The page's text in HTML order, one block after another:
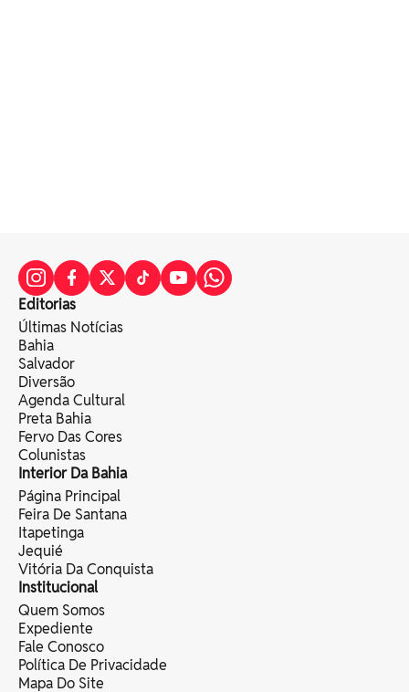
Editorias
Últimas Notícias
Bahia
Salvador
Diversão
Agenda Cultural
Preta Bahia
Fervo Das Cores
Colunistas
Interior Da Bahia
Página Principal
Feira De Santana
Itapetinga
Jequié
Vitória Da Conquista
Institucional
Quem Somos
Expediente
Fale Conosco
Política De Privacidade
Mapa Do Site